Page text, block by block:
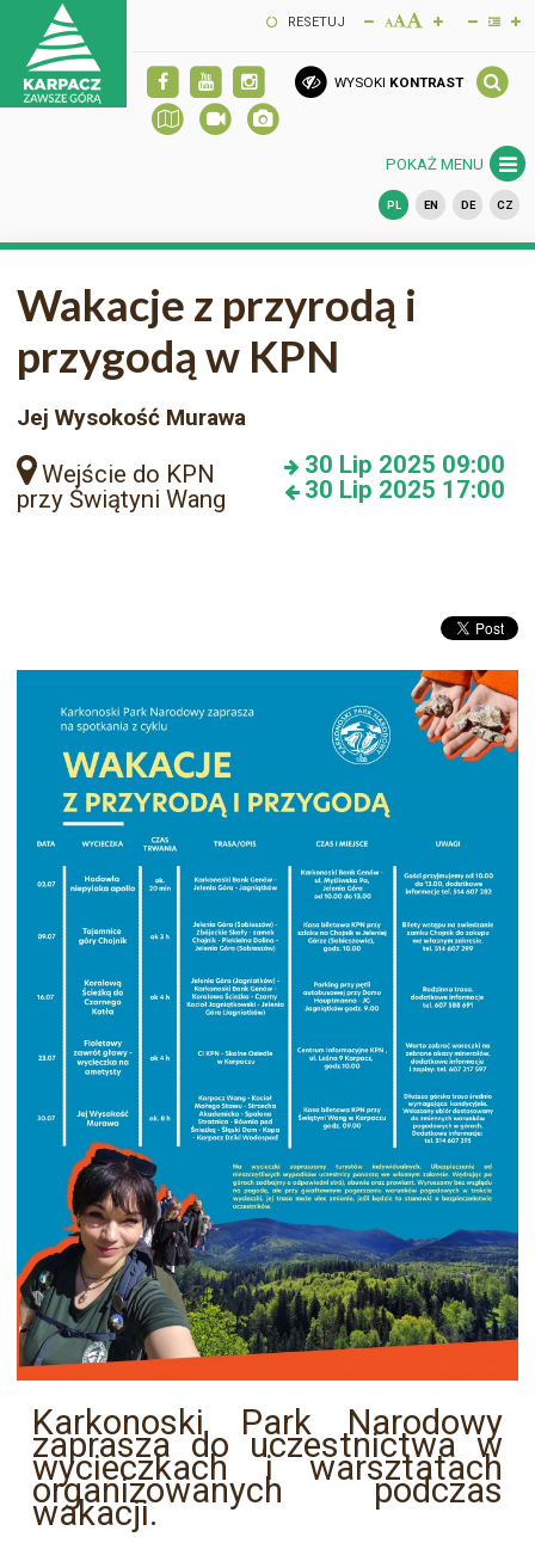
RESETUJ
WYSOKI KONTRAST
POKAŻ MENU
PL EN DE CZ
Wakacje z przyrodą i
przygodą w KPN
Jej Wysokość Murawa
Wejście do KPN
przy Świątyni Wang
30 Lip 2025 09:00
30 Lip 2025 17:00
Karkonoski Park Narodowy
zaprasza do uczestnictwa w
wycieczkach i warsztatach
organizowanych podczas
wakacji.